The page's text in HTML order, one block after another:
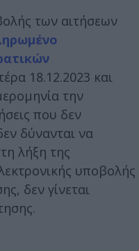
των αιτήσεων
18.12.2023 και
την
που δεν
δύνανται να
λήξη της
υποβολής
δεν γίνεται